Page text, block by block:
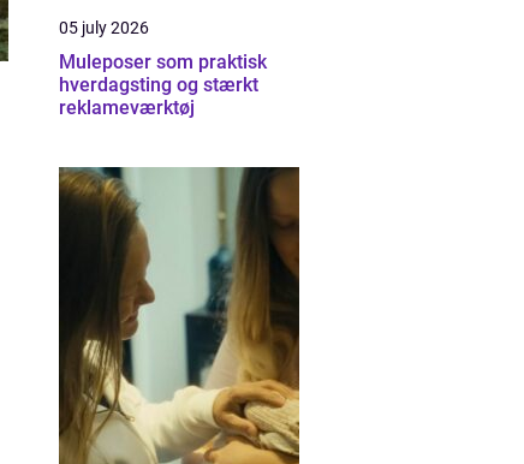
05 july 2026
Muleposer som praktisk
hverdagsting og stærkt
reklameværktøj